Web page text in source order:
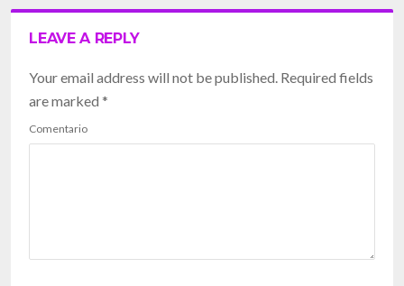
LEAVE A REPLY
Your email address will not be published. Required fields
are marked*
Comentario